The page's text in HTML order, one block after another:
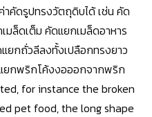
คัดรูปทรงวัตถุดิบได้ เช่น คัด
ล็ดเต็ม คัดแยกเมล็ดอาหาร
ยกถั่วลีลงทั้งเปลือกทรงยาว
กพริกโค้งงอออกจากพริก
for instance the broken
pet food, the long shape